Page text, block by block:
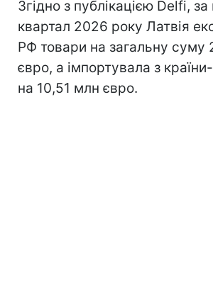
Згідно з публікацією Delfi,
квартал 2026 року Латвія
РФ товари на загальну суму
євро, а імпортувала з
на 10,51 млн євро.